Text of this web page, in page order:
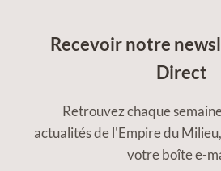
Recevoir notre
Direct
Retrouvez chaque
actualités de l'Empire du
votre boîte e-